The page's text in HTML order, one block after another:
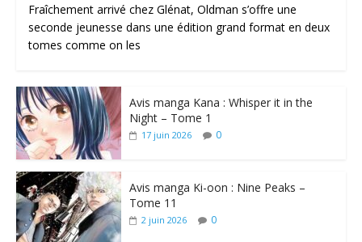
Fraîchement arrivé chez Glénat, Oldman s’offre une
seconde jeunesse dans une édition grand format en deux
tomes comme on les
Avis manga Kana : Whisper it in the
Night – Tome 1
17 juin 2026 0
Avis manga Ki-oon : Nine Peaks –
Tome 11
2 juin 2026 0